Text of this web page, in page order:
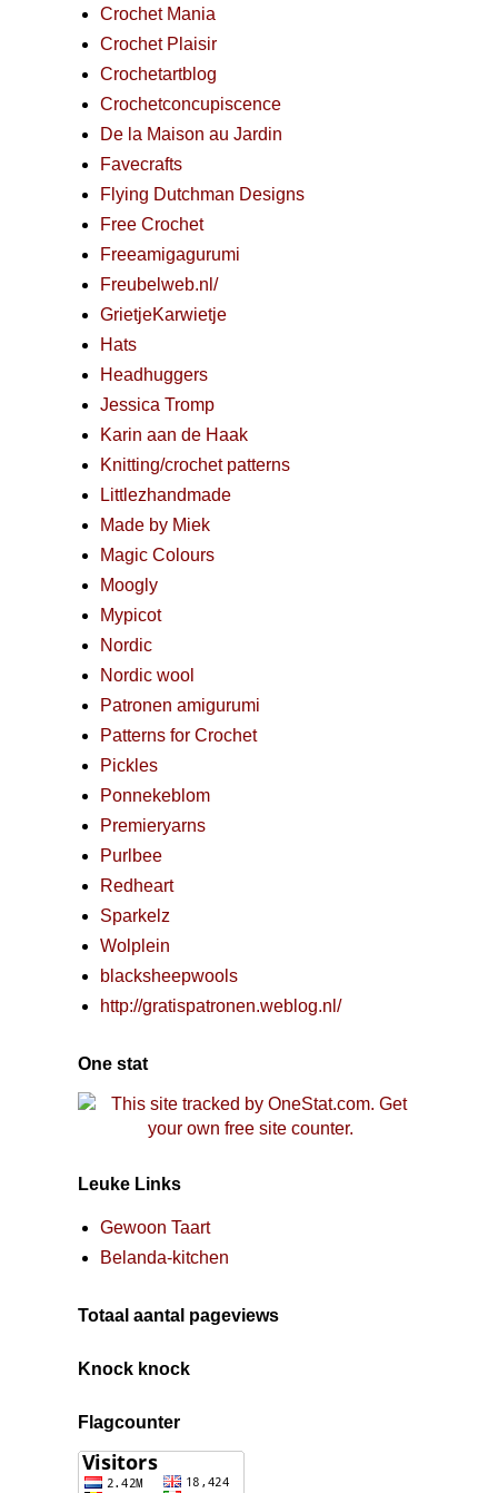
Crochet Mania
Crochet Plaisir
Crochetartblog
Crochetconcupiscence
De la Maison au Jardin
Favecrafts
Flying Dutchman Designs
Free Crochet
Freeamigagurumi
Freubelweb.nl/
GrietjeKarwietje
Hats
Headhuggers
Jessica Tromp
Karin aan de Haak
Knitting/crochet patterns
Littlezhandmade
Made by Miek
Magic Colours
Moogly
Mypicot
Nordic
Nordic wool
Patronen amigurumi
Patterns for Crochet
Pickles
Ponnekeblom
Premieryarns
Purlbee
Redheart
Sparkelz
Wolplein
blacksheepwools
http://gratispatronen.weblog.nl/
One stat
Leuke Links
Gewoon Taart
Belanda-kitchen
Totaal aantal pageviews
Knock knock
Flagcounter